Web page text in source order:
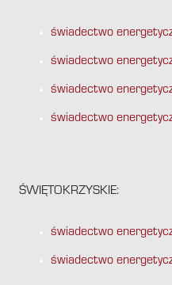
świadectwo
świadectwo
świadectwo
świadectwo
ŚWIĘTOKRZYSKIE:
świadectwo
świadectwo